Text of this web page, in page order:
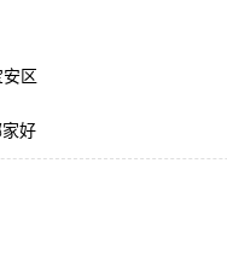
安区
好